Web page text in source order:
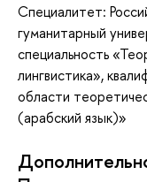
Специалитет:
гуманитарный
специальность
лингвистика»,
области
(арабский язык)»